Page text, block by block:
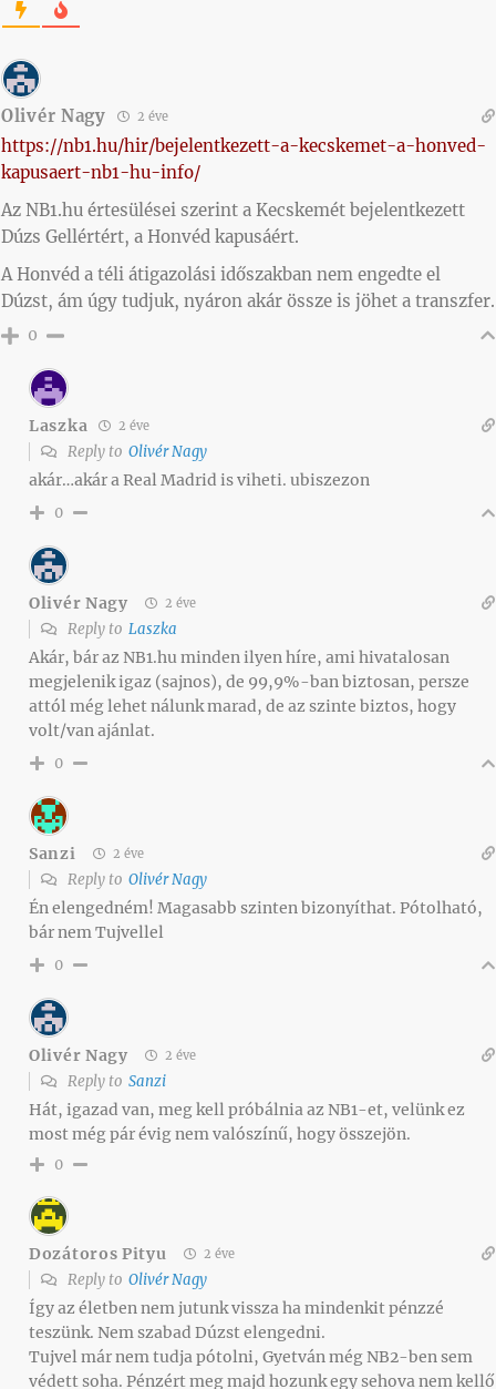
Olivér Nagy 2 éve
https://nb1.hu/hir/bejelentkezett-a-kecskemet-a-honved-
kapusaert-nb1-hu-info/
Az NB1.hu értesülései szerint a Kecskemét bejelentkezett
Dúzs Gellértért, a Honvéd kapusáért.
A Honvéd a téli átigazolási időszakban nem engedte el
Dúzst, ám úgy tudjuk, nyáron akár össze is jöhet a transzfer.
0
Laszka 2 éve
Reply to Olivér Nagy
akár…akár a Real Madrid is viheti. ubiszezon
0
Olivér Nagy 2 éve
Reply to Laszka
Akár, bár az NB1.hu minden ilyen híre, ami hivatalosan
megjelenik igaz (sajnos), de 99,9%-ban biztosan, persze
attól még lehet nálunk marad, de az szinte biztos, hogy
volt/van ajánlat.
0
Sanzi 2 éve
Reply to Olivér Nagy
Én elengedném! Magasabb szinten bizonyíthat. Pótolható,
bár nem Tujvellel
0
Olivér Nagy 2 éve
Reply to Sanzi
Hát, igazad van, meg kell próbálnia az NB1-et, velünk ez
most még pár évig nem valószínű, hogy összejön.
0
Dozátoros Pityu 2 éve
Reply to Olivér Nagy
Így az életben nem jutunk vissza ha mindenkit pénzzé
teszünk. Nem szabad Dúzst elengedni.
Tujvel már nem tudja pótolni, Gyetván még NB2-ben sem
védett soha. Pénzért meg majd hozunk egy sehova nem kellő